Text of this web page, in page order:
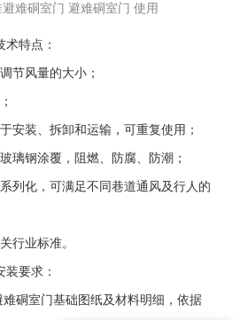
难硐室门 避难硐室门 使用
术特点：
节风量的大小；
安装、拆卸和运输，可重复使用；
璃钢涂覆，阻燃、防腐、防潮；
列化，可满足不同巷道通风及行人的
行业标准。
要求：
难硐室门基础图纸及材料明细，依据